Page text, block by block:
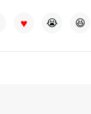
♥ 😭 😆